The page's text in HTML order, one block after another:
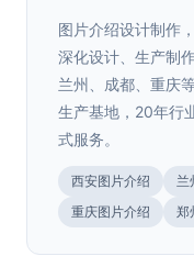
图片介绍设计制作
深化设计、生产制
兰州、成都、重庆
生产基地，20年行
式服务。
西安图片介绍 兰
重庆图片介绍
郑